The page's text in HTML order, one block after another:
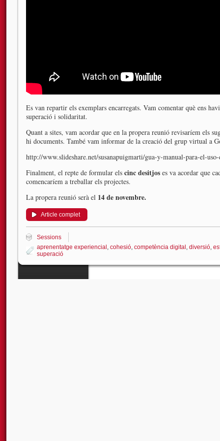
Es van repartir els exemplars encarregats. Vam comentar què ens
superació i solidaritat.
Quant a sites, vam acordar que en la propera reunió revisaríem els
hi documents. També vam informar de la creació del grup virtual a
http://www.slideshare.net/susanapuigmarti/gua-y-manual-para-el-
Finalment, el repte de formular els cinc desitjos es va acordar que
comencaríem a treballar els projectes.
La propera reunió serà el 14 de novembre.
Article complet
Sessions
aprenentatge experiencial , cohesió, competència digital , diversió,
superació